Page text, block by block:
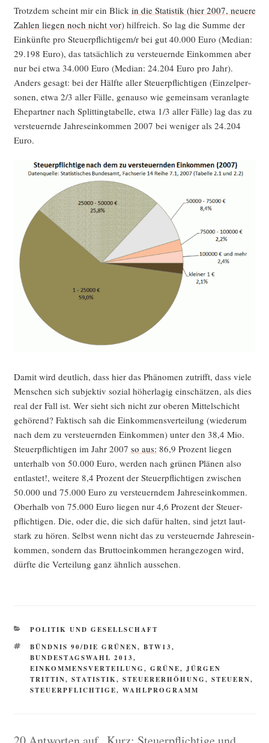
Trotz­dem scheint mir ein Blick in die Sta­tis­tik (hier 2007, neue­re
Zah­len lie­gen noch nicht vor)hilf­reich. So lag die Sum­me der
Ein­künf­te pro Steuerpflichtigem/r bei gut 40.000 Euro (Medi­an:
29.198 Euro), das tat­säch­lich zu ver­steu­ern­de Ein­kom­men aber
nur bei etwa 34.000 Euro (Medi­an: 24.204 Euro pro Jahr).
Anders gesagt: bei der Hälf­te aller Steu­er­pflich­ti­gen (Ein­zel­per­
so­nen, etwa 2/3 aller Fäl­le, genau­so wie gemein­sam ver­an­lag­te
Ehe­part­ner nach Split­ting­ta­bel­le, etwa 1/3 aller Fäl­le) lag das zu
ver­steu­ern­de Jah­res­ein­kom­men 2007 bei weni­ger als 24.204
Euro.
Damit wird deut­lich, dass hier das Phä­no­men zutrifft, dass vie­le
Men­schen sich sub­jek­tiv sozi­al höher­la­gig ein­schät­zen, als dies
real der Fall ist. Wer sieht sich nicht zur obe­ren Mit­tel­schicht
gehö­rend? Fak­tisch sah die Ein­kom­mens­ver­tei­lung (wie­der­um
nach dem zu ver­steu­ern­den Ein­kom­men) unter den 38,4 Mio.
Steu­er­pflich­ti­gen im Jahr 2007 so aus: 86,9 Pro­zent lie­gen
unter­halb von 50.000 Euro, wer­den nach grü­nen Plä­nen also
ent­las­tet!, wei­te­re 8,4 Pro­zent der Steu­er­pflich­ti­gen zwi­schen
50.000 und 75.000 Euro zu ver­steu­ern­dem Jah­res­ein­kom­men.
Ober­halb von 75.000 Euro lie­gen nur 4,6 Pro­zent der Steu­er­
pflich­ti­gen. Die, oder die, die sich dafür hal­ten, sind jetzt laut­
stark zu hören. Selbst wenn nicht das zu ver­steu­ern­de Jah­res­ein­
kom­men, son­dern das Brut­to­ein­kom­men her­an­ge­zo­gen wird,
dürf­te die Ver­tei­lung ganz ähn­lich aussehen.
KATEGORIEN
POLITIK UND GESELLSCHAFT
SCHLAGWÖRTER
BÜNDNIS 90/DIE GRÜNEN, BTW13,
BUNDESTAGSWAHL 2013,
EINKOMMENSVERTEILUNG, GRÜNE, JÜRGEN
TRITTIN, STATISTIK, STEUERERHÖHUNG, STEUERN,
STEUERPFLICHTIGE, WAHLPROGRAMM